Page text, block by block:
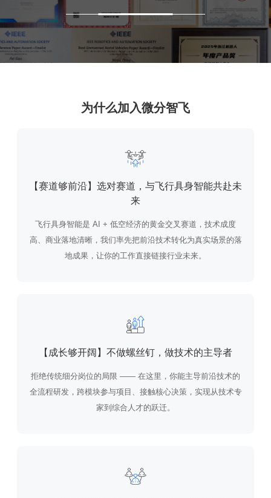
为什么加入微分智飞
【赛道够前沿】选对赛道，与飞行具身智能共赴未
来
飞行具身智能是 AI + 低空经济的黄金交叉赛道，技术成度
高、商业落地清晰，我们率先把前沿技术转化为真实场景的落
地成果，让你的工作直接链接行业未来。
【成长够开阔】不做螺丝钉，做技术的主导者
拒绝传统细分岗位的局限 —— 在这里，你能主导前沿技术的
全流程研发，跨模块参与项目、接触核心决策，实现从技术专
家到综合人才的跃迁。